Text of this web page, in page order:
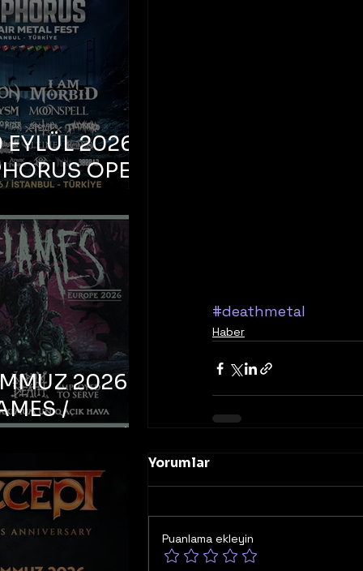
#deathmetal
Haber
Yorumlar
Puanlama ekleyin
2026 –
OPEN
FEST
2026 –
/
DEATH /
– İstanbul,
Uniq